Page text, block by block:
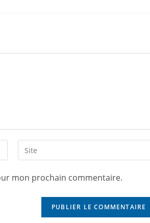
mon prochain commentaire.